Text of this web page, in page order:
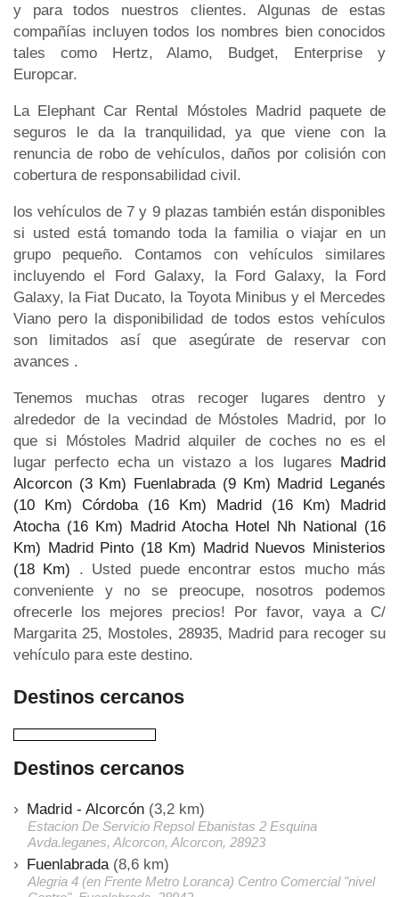
y para todos nuestros clientes. Algunas de estas
compañías incluyen todos los nombres bien conocidos
tales como Hertz, Alamo, Budget, Enterprise y
Europcar.
La Elephant Car Rental Móstoles Madrid paquete de
seguros le da la tranquilidad, ya que viene con la
renuncia de robo de vehículos, daños por colisión con
cobertura de responsabilidad civil.
los vehículos de 7 y 9 plazas también están disponibles
si usted está tomando toda la familia o viajar en un
grupo pequeño. Contamos con vehículos similares
incluyendo el Ford Galaxy, la Ford Galaxy, la Ford
Galaxy, la Fiat Ducato, la Toyota Minibus y el Mercedes
Viano pero la disponibilidad de todos estos vehículos
son limitados así que asegúrate de reservar con
avances .
Tenemos muchas otras recoger lugares dentro y
alrededor de la vecindad de Móstoles Madrid, por lo
que si Móstoles Madrid alquiler de coches no es el
lugar perfecto echa un vistazo a los lugares Madrid
Alcorcon (3 Km) Fuenlabrada (9 Km) Madrid Leganés
(10 Km)
Córdoba (16 Km) Madrid (16 Km)
Madrid
Atocha (16 Km) Madrid Atocha Hotel Nh National (16
Km) Madrid Pinto (18 Km) Madrid Nuevos Ministerios
(18 Km) . Usted puede encontrar estos mucho más
conveniente y no se preocupe, nosotros podemos
ofrecerle los mejores precios! Por favor, vaya a C/
Margarita 25, Mostoles, 28935, Madrid para recoger su
vehículo para este destino.
Destinos cercanos
Destinos cercanos
Madrid - Alcorcón (3,2 km)
Estacion De Servicio Repsol Ebanistas 2 Esquina
Avda.leganes, Alcorcon, Alcorcon, 28923
Fuenlabrada (8,6 km)
Alegria 4 (en Frente Metro Loranca) Centro Comercial "nivel